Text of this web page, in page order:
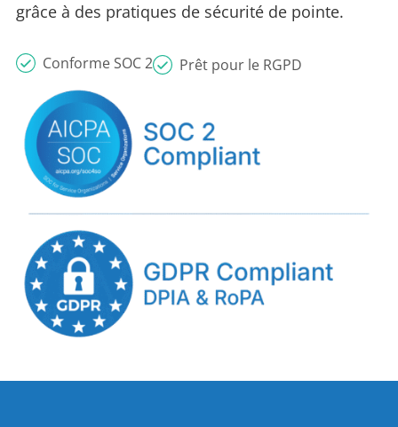
grâce à des pratiques de sécurité de pointe.
Conforme SOC 2 Prêt pour le RGPD